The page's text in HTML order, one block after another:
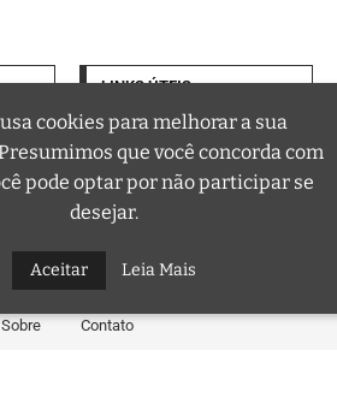
LINKS ÚTEIS
Termos de Uso
Política de Privacidade
Podcasts
os Direitos Reservados a Curta FM
Sobre Contato
cookies para melhorar a sua
que você concorda com
pode optar por não participar se
desejar.
Aceitar Leia Mais